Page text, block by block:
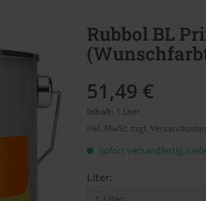
Rubbol BL
51,49 €
Inhalt: 1 Liter
inkl. MwSt. zzgl.
Sofort versandfertig,
Liter: